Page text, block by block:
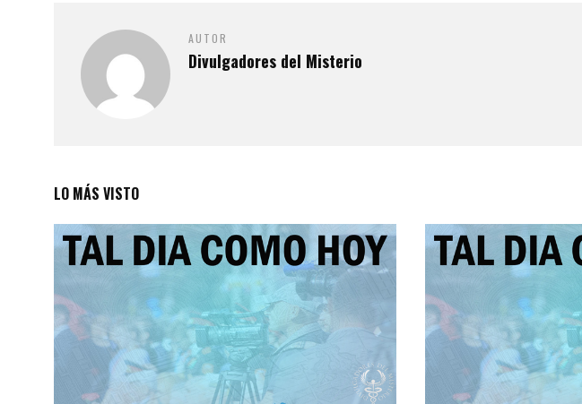
AUTOR
Divulgadores del Misterio
LO MÁS VISTO